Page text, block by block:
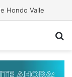
Hondo Valle